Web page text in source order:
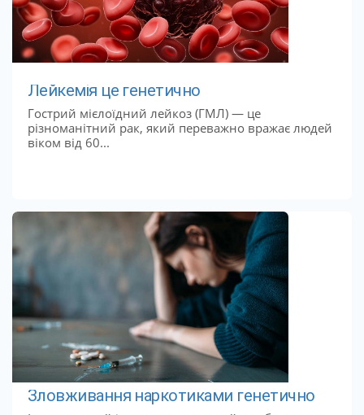
Лейкемія це генетично
Гострий мієлоїдний лейкоз (ГМЛ) — це
різноманітний рак, який переважно вражає людей
віком від 60...
Зловживання наркотиками генетично